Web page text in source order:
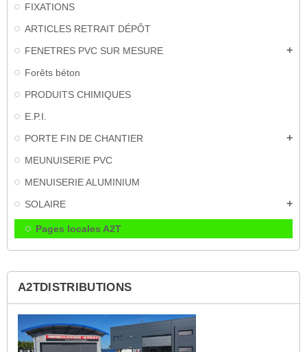
FIXATIONS
ARTICLES RETRAIT DÉPÔT
FENETRES PVC SUR MESURE
add
Forêts béton
PRODUITS CHIMIQUES
E.P.I.
PORTE FIN DE CHANTIER
add
MEUNUISERIE PVC
MENUISERIE ALUMINIUM
SOLAIRE
add
Pages locales A2T
A2TDISTRIBUTIONS